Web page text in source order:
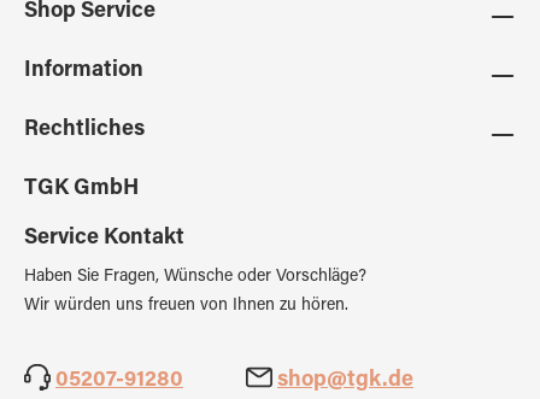
Shop Service
Information
Rechtliches
TGK GmbH
Service Kontakt
Haben Sie Fragen, Wünsche oder Vorschläge?
Wir würden uns freuen von Ihnen zu hören.
05207-91280 shop@tgk.de